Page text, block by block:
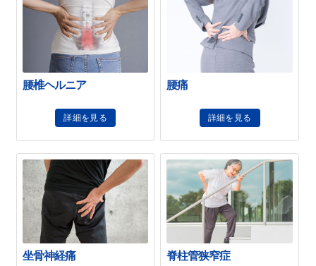
腰椎ヘルニア
詳細を見る
腰痛
詳細を見る
坐骨神経痛 脊柱管狭窄症